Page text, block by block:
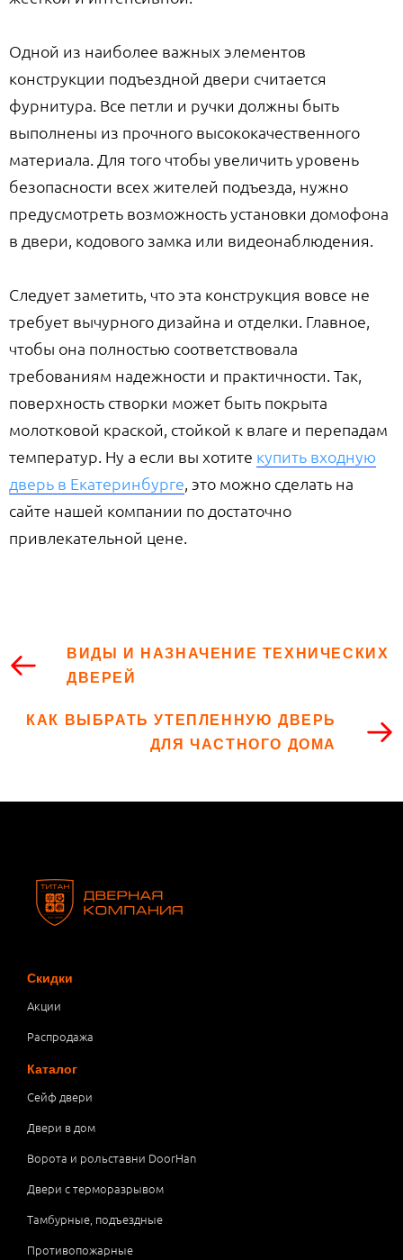
Одной из наиболее важных элементов
конструкции подъездной двери считается
фурнитура. Все петли и ручки должны быть
выполнены из прочного высококачественного
материала. Для того чтобы увеличить уровень
безопасности всех жителей подъезда, нужно
предусмотреть возможность установки домофона
в двери, кодового замка или видеонаблюдения.
Следует заметить, что эта конструкция вовсе не
требует вычурного дизайна и отделки. Главное,
чтобы она полностью соответствовала
требованиям надежности и практичности. Так,
поверхность створки может быть покрыта
молотковой краской, стойкой к влаге и перепадам
температур. Ну а если вы хотите купить входную
дверь в Екатеринбурге, это можно сделать на
сайте нашей компании по достаточно
привлекательной цене.
ВИДЫ И НАЗНАЧЕНИЕ ТЕХНИЧЕСКИХ
ДВЕРЕЙ
КАК ВЫБРАТЬ УТЕПЛЕННУЮ ДВЕРЬ
ДЛЯ ЧАСТНОГО ДОМА
Скидки
Акции
Распродажа
Каталог
Сейф двери
Двери в дом
Ворота и рольставни DoorHan
Двери с терморазрывом
Тамбурные, подъездные
Противопожарные